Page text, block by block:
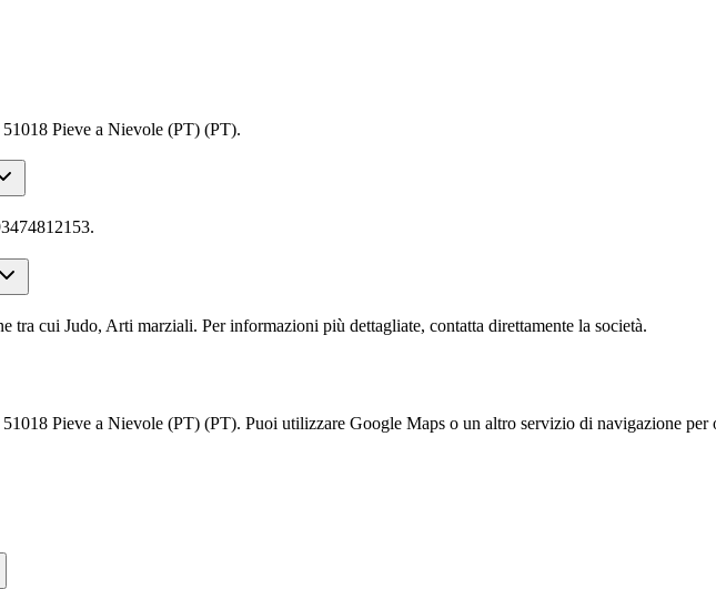
Pieve a Nievole (PT) (PT).
cui Judo, Arti marziali. Per informazioni più dettagliate, contatta direttamente la società.
Pieve a Nievole (PT) (PT). Puoi utilizzare Google Maps o un altro servizio di navigazione per